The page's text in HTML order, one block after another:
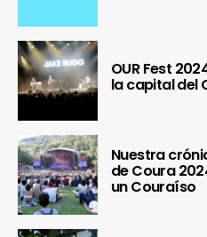
OUR Fest
la capital del
Nuestra
de Coura
un Couraíso